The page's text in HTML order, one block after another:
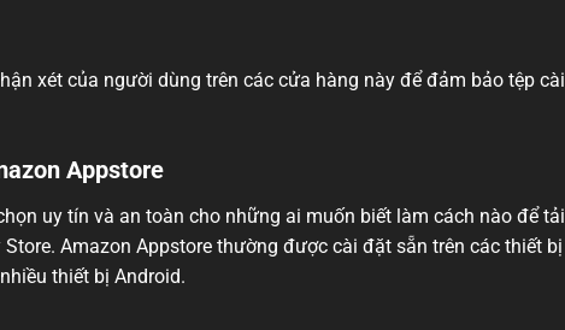
xét của người dùng trên các cửa hàng này để đảm bảo tệp cài
Appstore
uy tín và an toàn cho những ai muốn biết làm cách nào để tải
Amazon Appstore thường được cài đặt sẵn trên các thiết bị
thiết bị Android.